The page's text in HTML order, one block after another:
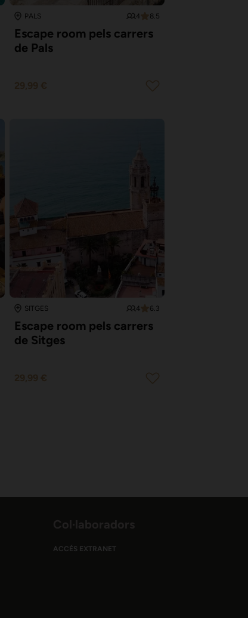
PALS 4 8.5
Escape room pels carrers
de Pals
SITGES 4 6.3
Escape room pels carrers
de Sitges
ACCÉS EXTRANET